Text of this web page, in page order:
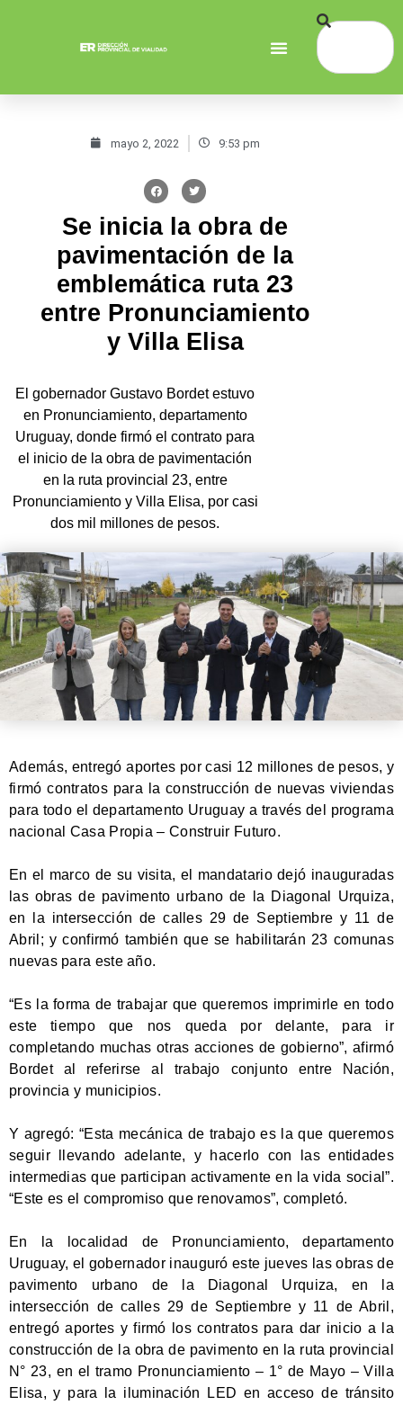
mayo 2, 2022 9:53 pm
Se inicia la obra de
pavimentación de la
emblemática ruta 23
entre Pronunciamiento
y Villa Elisa
El gobernador Gustavo Bordet estuvo
en Pronunciamiento, departamento
Uruguay, donde firmó el contrato para
el inicio de la obra de pavimentación
en la ruta provincial 23, entre
Pronunciamiento y Villa Elisa, por casi
dos mil millones de pesos.
Además, entregó aportes por casi 12 millones de pesos, y
firmó contratos para la construcción de nuevas viviendas
para todo el departamento Uruguay a través del programa
nacional Casa Propia – Construir Futuro.
En el marco de su visita, el mandatario dejó inauguradas
las obras de pavimento urbano de la Diagonal Urquiza,
en la intersección de calles 29 de Septiembre y 11 de
Abril; y confirmó también que se habilitarán 23 comunas
nuevas para este año.
“Es la forma de trabajar que queremos imprimirle en todo
este tiempo que nos queda por delante, para ir
completando muchas otras acciones de gobierno”, afirmó
Bordet al referirse al trabajo conjunto entre Nación,
provincia y municipios.
Y agregó: “Esta mecánica de trabajo es la que queremos
seguir llevando adelante, y hacerlo con las entidades
intermedias que participan activamente en la vida social”.
“Este es el compromiso que renovamos”, completó.
En la localidad de Pronunciamiento, departamento
Uruguay, el gobernador inauguró este jueves las obras de
pavimento urbano de la Diagonal Urquiza, en la
intersección de calles 29 de Septiembre y 11 de Abril,
entregó aportes y firmó los contratos para dar inicio a la
construcción de la obra de pavimento en la ruta provincial
N° 23, en el tramo Pronunciamiento – 1° de Mayo – Villa
Elisa, y para la iluminación LED en acceso de tránsito